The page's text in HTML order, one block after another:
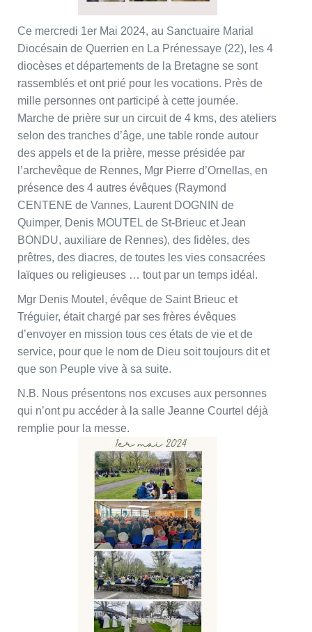
Ce mercredi 1er Mai 2024, au Sanctuaire Marial
Diocésain de Querrien en La Prénessaye (22), les 4
diocèses et départements de la Bretagne se sont
rassemblés et ont prié pour les vocations. Près de
mille personnes ont participé à cette journée.
Marche de prière sur un circuit de 4 kms, des ateliers
selon des tranches d’âge, une table ronde autour
des appels et de la prière, messe présidée par
l’archevêque de Rennes, Mgr Pierre d’Ornellas, en
présence des 4 autres évêques (Raymond
CENTENE de Vannes, Laurent DOGNIN de
Quimper, Denis MOUTEL de St-Brieuc et Jean
BONDU, auxiliare de Rennes), des fidèles, des
prêtres, des diacres, de toutes les vies consacrées
laïques ou religieuses … tout par un temps idéal.
Mgr Denis Moutel, évêque de Saint Brieuc et
Tréguier, était chargé par ses frères évêques
d’envoyer en mission tous ces états de vie et de
service, pour que le nom de Dieu soit toujours dit et
que son Peuple vive à sa suite.
N.B. Nous présentons nos excuses aux personnes
qui n’ont pu accéder à la salle Jeanne Courtel déjà
remplie pour la messe.